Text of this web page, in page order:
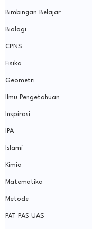
Bimbingan Belajar
Biologi
CPNS
Fisika
Geometri
Ilmu Pengetahuan
Inspirasi
IPA
Islami
Kimia
Matematika
Metode
PAT PAS UAS